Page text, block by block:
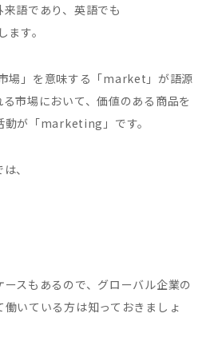
来語であり、英語でも
す。
場」を意味する「market」が語源
市場において、価値のある商品を
動が「marketing」です。
、
スもあるので、グローバル企業の
いている方は知っておきましょ